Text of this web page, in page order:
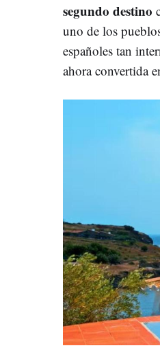
segundo destino
uno de los
españoles tan
ahora convertida